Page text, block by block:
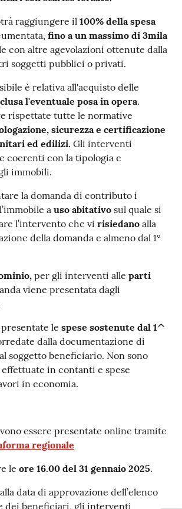
raggiungere il 100% della spesa
fino a un massimo di 3mila
con altre agevolazioni ottenute dalla
soggetti pubblici o privati.
è relativa all'acquisto delle
l'eventuale posa in opera.
rispettate tutte le normative
sicurezza e certificazione
ed edilizi. Gli interventi
coerenti con la tipologia e
immobili.
la domanda di contributo i
a uso abitativo sul quale si
l’intervento che vi risiedano alla
della domanda e almeno dal 1°
per gli interventi alle parti
viene presentata dagli
presentate le spese sostenute dal 1^
dalla documentazione di
soggetto beneficiario. Non sono
effettuate in contanti e spese
in economia.
essere presentate online tramite
regionale
le ore 16.00 del 31 gennaio 2025.
data di approvazione dell’elenco
dei beneficiari, gli interventi